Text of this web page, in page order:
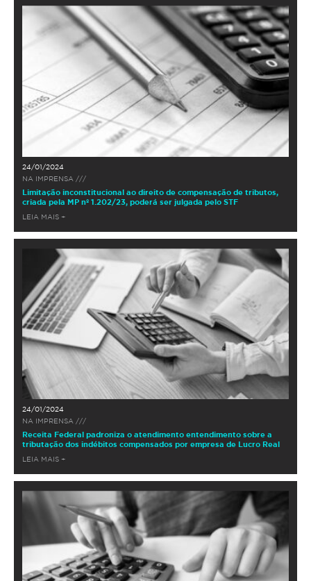
24/01/2024
NA IMPRENSA ///
Limitação inconstitucional ao direito de compensação de tributos,
criada pela MP nº 1.202/23, poderá ser julgada pelo STF
LEIA MAIS +
24/01/2024
NA IMPRENSA ///
Receita Federal padroniza o atendimento entendimento sobre a
tributação dos indébitos compensados por empresa de Lucro Real
LEIA MAIS +